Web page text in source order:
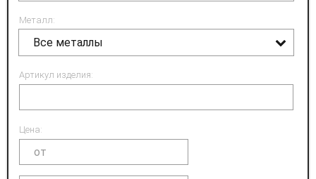
Металл:
Все металлы
Артикул изделия:
Цена: